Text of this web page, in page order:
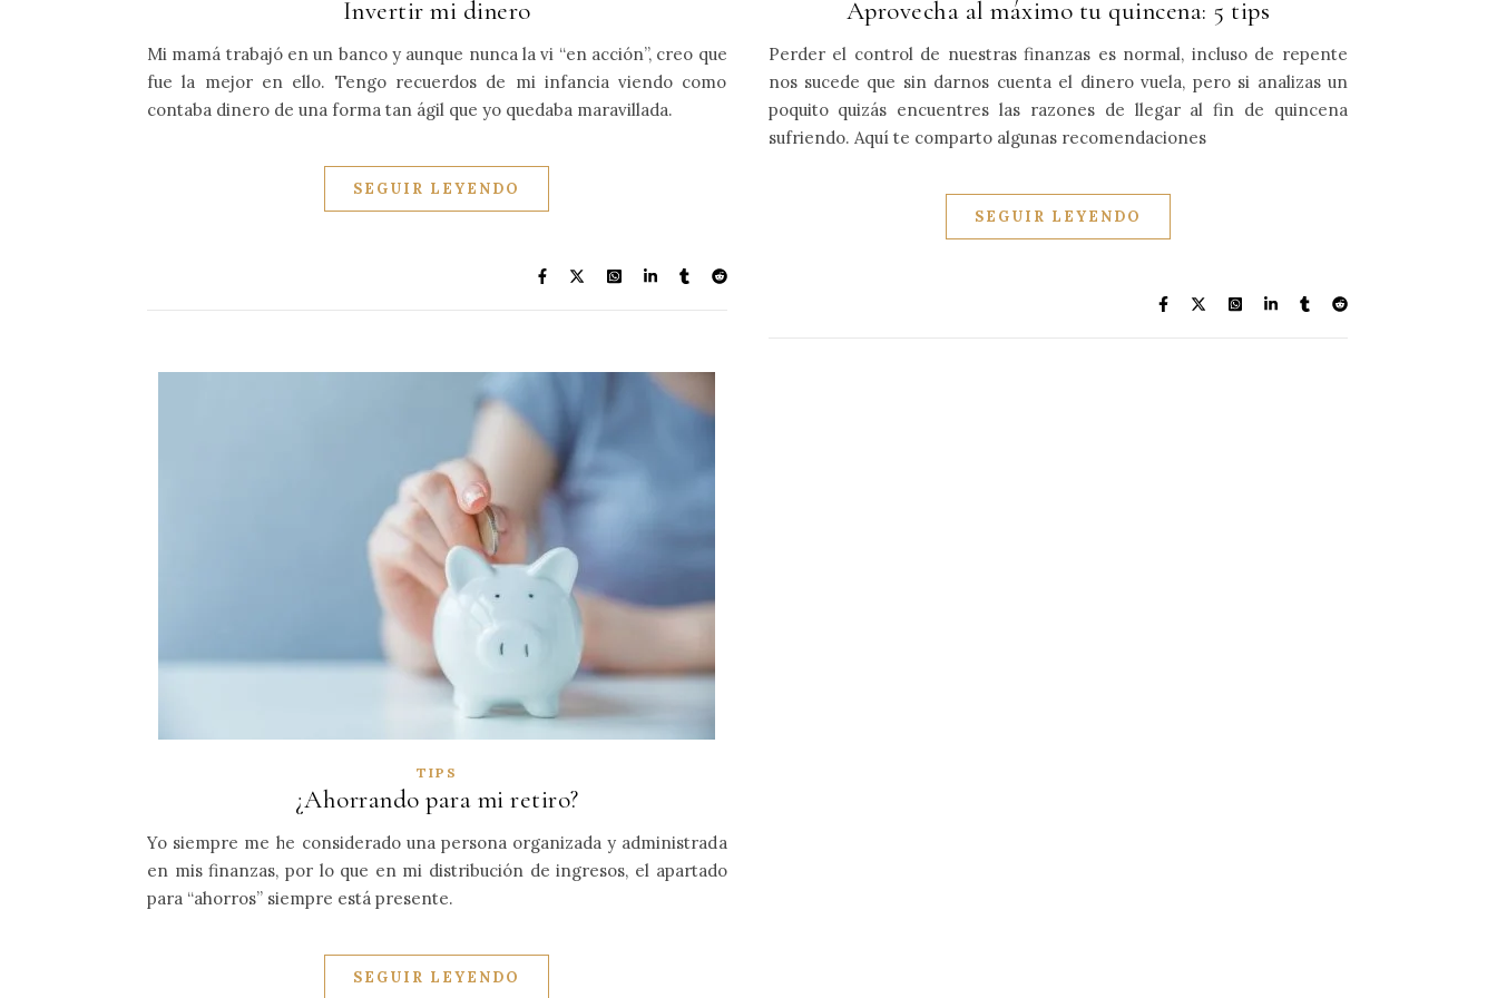
Invertir mi dinero
Mi mamá trabajó en un banco y aunque nunca la vi “en acción”, creo que
fue la mejor en ello. Tengo recuerdos de mi infancia viendo como
contaba dinero de una forma tan ágil que yo quedaba maravillada.
SEGUIR LEYENDO
Aprovecha al máximo tu quincena: 5 tips
Perder el control de nuestras finanzas es normal, incluso de repente
nos sucede que sin darnos cuenta el dinero vuela, pero si analizas un
poquito quizás encuentres las razones de llegar al fin de quincena
sufriendo. Aquí te comparto algunas recomendaciones
SEGUIR LEYENDO
TIPS
¿Ahorrando para mi retiro?
Yo siempre me he considerado una persona organizada y administrada
en mis finanzas, por lo que en mi distribución de ingresos, el apartado
para “ahorros” siempre está presente.
SEGUIR LEYENDO